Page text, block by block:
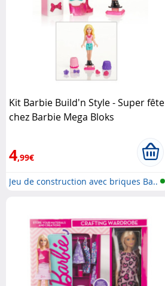
Kit Barbie Build'n Style - Super fête
chez Barbie Mega Bloks
4,99€
Jeu de construction avec briques Ba..